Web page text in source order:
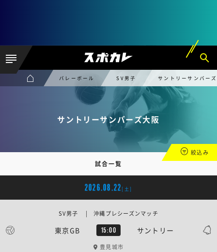
バレーボール SV男子 サントリーサンバー
サントリーサンバーズ大阪
試合一覧
絞込み
2026.08.22 [土]
東京GB 15:00 サントリー
SV男子 | 沖縄プレシーズンマッチ
豊見城市